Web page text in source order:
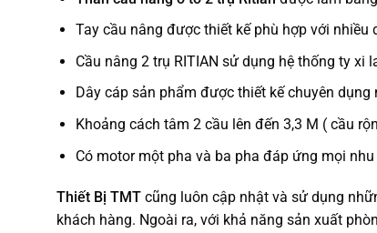
Tay cầu nâng được thiết kế phù hợp với
Cầu nâng 2 trụ RITIAN sử dụng hệ thống ty xi
Dây cáp sản phẩm được thiết kế chuyên dụng
Khoảng cách tâm 2 cầu lên đến 3,3 M ( cầu
Có motor một pha và ba pha đáp ứng mọi
Thiết Bị TMT cũng luôn cập nhật và sử dụng
khách hàng. Ngoài ra, với khả năng sản xuất